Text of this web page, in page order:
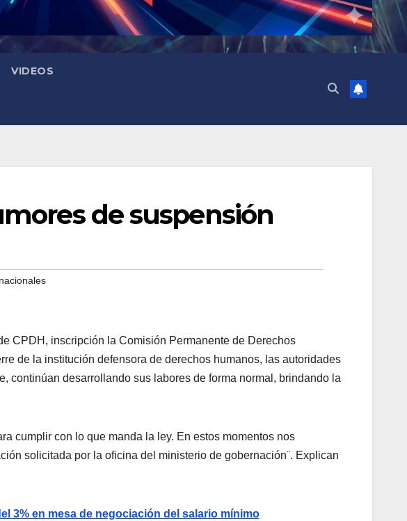
VIDEOS
de suspensión
CPDH, inscripción la Comisión Permanente de Derechos
de la institución defensora de derechos humanos, las autoridades
continúan desarrollando sus labores de forma normal, brindando la
cumplir con lo que manda la ley. En estos momentos nos
solicitada por la oficina del ministerio de gobernación¨. Explican
3% en mesa de negociación del salario mínimo